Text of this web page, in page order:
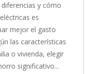
y cómo
es
mejor el gasto
las características
o vivienda, elegir
significativo...